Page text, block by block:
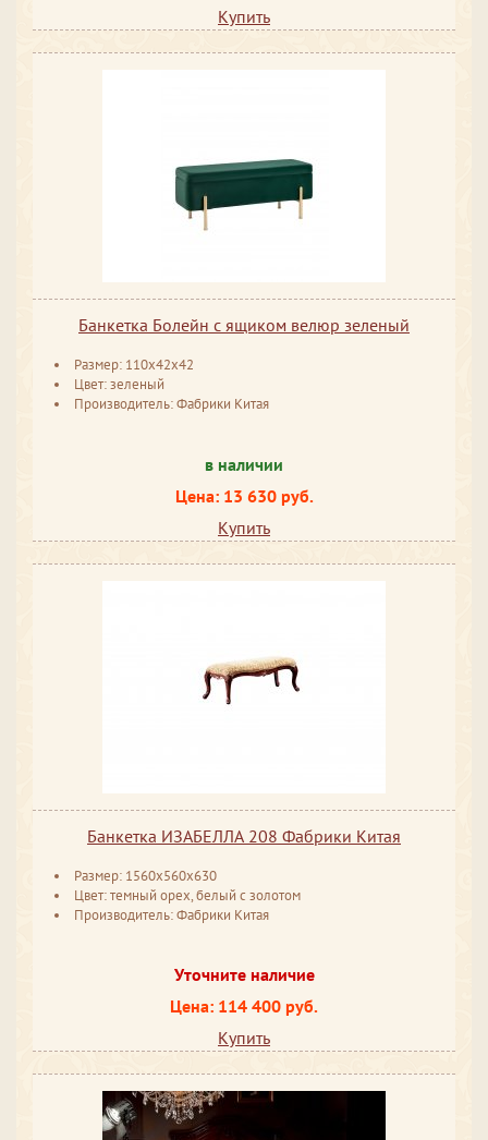
Купить
Банкетка Болейн с ящиком велюр зеленый
Размер: 110x42x42
Цвет: зеленый
Производитель: Фабрики Китая
в наличии
Цена: 13 630 руб.
Купить
Банкетка ИЗАБЕЛЛА 208 Фабрики Китая
Размер: 1560x560x630
Цвет: темный орех, белый с золотом
Производитель: Фабрики Китая
Уточните наличие
Цена: 114 400 руб.
Купить